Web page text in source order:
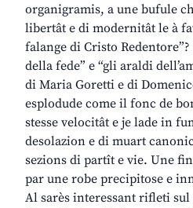
organigramis, a une bufule
libertât e di modernitât le à
falange di Cristo
della fede” e “gli araldi
di Maria Goretti e di
esplodude come il fonc de
stesse velocitât e je lade in
desolazion e di muart
sezions di partît e vie. Une
par une robe precipitose e
Al sarès interessant rifleti